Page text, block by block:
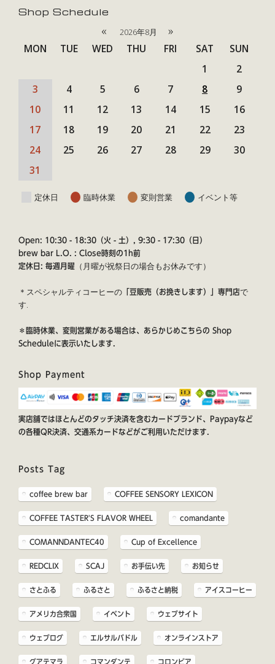
Shop Schedule
« 2026年8月 »
MON TUE WED THU FRI SAT
SUN
1
2
3
4 5 6 7 8
9
10
11 12 13 14 15
16
17
18 19 20 21 22
23
24
25 26 27 28 29
30
31
定休日 臨時休業 変則営業 イベント等
Open: 10:30 - 18:30（火 - 土）, 9:30 - 17:30（日）
brew bar L.O. : Close時刻の1h前
定休日: 毎週月曜
（月曜が祝祭日の場合もお休みです）
＊スペシャルティコーヒーの「豆販売（お挽きします）」専門店で
す.
＊臨時休業、変則営業がある場合は、あらかじめこちらの Shop
Scheduleに表示いたします.
Shop Payment
実店舗ではほとんどのタッチ決済を含むカードブランド、Paypayなど
の各種QR決済、交通系カードなどがご利用いただけます.
Posts Tag
coffee brew bar COFFEE SENSORY LEXICON
COFFEE TASTER'S FLAVOR WHEEL comandante
COMANNDANTEC40 Cup of Excellence
REDCLIX SCAJ お手伝い先 お知らせ
さとふる ふるさと ふるさと納税 アイスコーヒー
アメリカ合衆国 イベント ウェブサイト
ウェブログ エルサルバドル オンラインストア
グアテマラ コマンダンテ コロンビア